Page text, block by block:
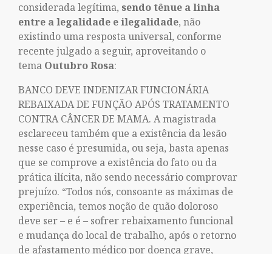
considerada legítima, sendo tênue a linha
entre a legalidade e ilegalidade, não
existindo uma resposta universal, conforme
recente julgado a seguir, aproveitando o
tema Outubro Rosa:
BANCO DEVE INDENIZAR FUNCIONÁRIA
REBAIXADA DE FUNÇÃO APÓS TRATAMENTO
CONTRA CÂNCER DE MAMA. A magistrada
esclareceu também que a existência da lesão
nesse caso é presumida, ou seja, basta apenas
que se comprove a existência do fato ou da
prática ilícita, não sendo necessário comprovar
prejuízo. “Todos nós, consoante as máximas de
experiência, temos noção de quão doloroso
deve ser – e é – sofrer rebaixamento funcional
e mudança do local de trabalho, após o retorno
de afastamento médico por doença grave,